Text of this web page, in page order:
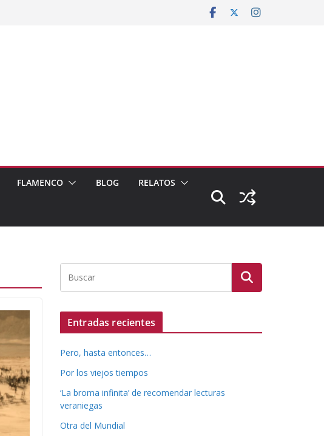
FLAMENCO BLOG RELATOS
Entradas recientes
Pero, hasta entonces…
Por los viejos tiempos
‘La broma infinita’ de recomendar lecturas
veraniegas
Otra del Mundial